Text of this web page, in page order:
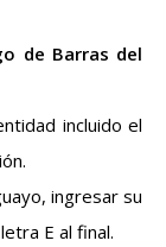
de Barras del
incluido el
ingresar su
E al final.